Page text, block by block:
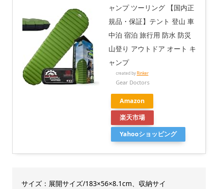
ャンプ ツーリング 【国内正
規品・保証】テント 登山 車
中泊 宿泊 旅行用 防水 防災
山登り アウトドア オート キ
ャンプ
created by Rinker
Gear Doctors
Amazon
楽天市場
Yahooショッピング
サイズ：展開サイズ/183×56×8.1cm、収納サイ